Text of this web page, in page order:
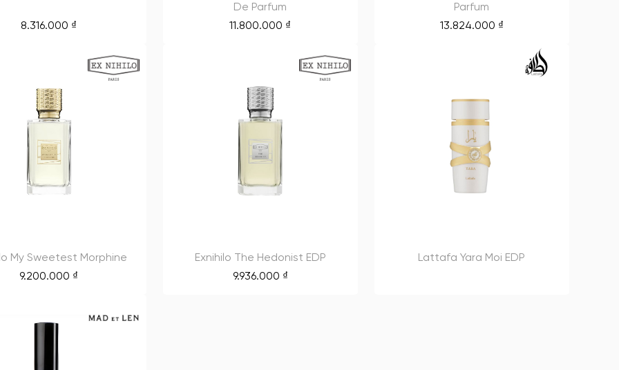
8.316.000 ₫
De Parfum
11.800.000 ₫
Parfum
13.824.000 ₫
My Sweetest Morphine
9.200.000 ₫
Exnihilo The Hedonist EDP
9.936.000 ₫
Lattafa Yara Moi EDP